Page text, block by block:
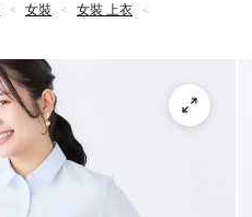
< 女裝 < 女裝 上衣
<